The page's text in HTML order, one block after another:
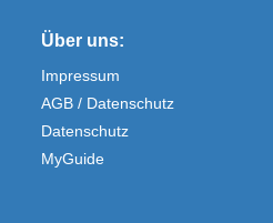
Über uns:
Impressum
AGB / Datenschutz
Datenschutz
MyGuide